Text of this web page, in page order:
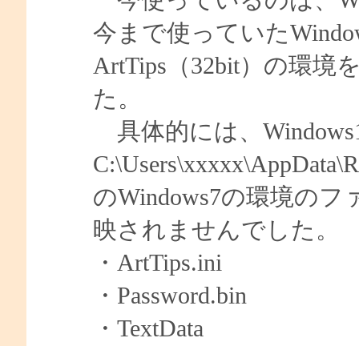
今まで使っていた
ArtTips（32bit）の環境
た。
具体的には、
のWindows7の環境の
映されませんでした。
・ArtTips.ini
・Password.bin
・TextData